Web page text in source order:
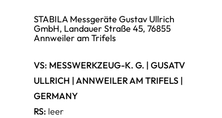
STABILA Messgeräte Gustav Ullrich
GmbH, Landauer Straße 45, 76855
Annweiler am Trifels
VS: MESSWERKZEUG-K. G. | GUSATV
ULLRICH | ANNWEILER AM TRIFELS |
GERMANY
RS: leer